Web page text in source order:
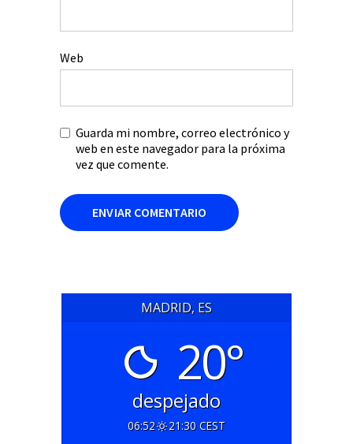
Web
Guarda mi nombre, correo electrónico y
web en este navegador para la próxima
vez que comente.
MADRID, ES
20°
despejado
06:52 21:30 CEST